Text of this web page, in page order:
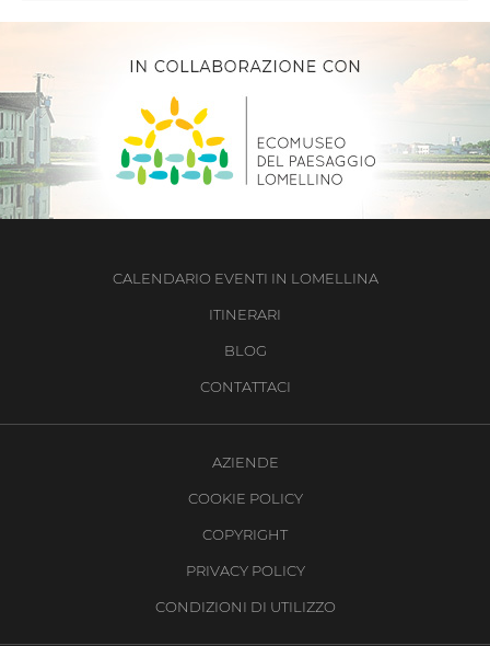
CALENDARIO EVENTI IN LOMELLINA
ITINERARI
BLOG
CONTATTACI
AZIENDE
COOKIE POLICY
COPYRIGHT
PRIVACY POLICY
CONDIZIONI DI UTILIZZO